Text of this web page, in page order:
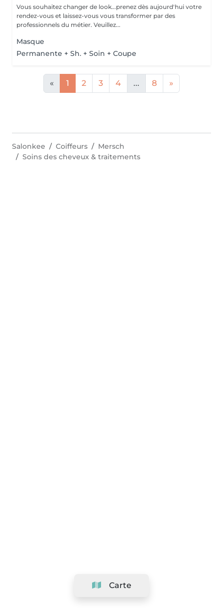
Vous souhaitez changer de look...prenez dès aujourd'hui votre
rendez-vous et laissez-vous vous transformer par des
professionnels du métier. Veuillez...
Masque
Permanente + Sh. + Soin + Coupe
« 1 2 3 4 ... 8 »
Carte
Salonkee Coiffeurs
Mersch
Soins des cheveux & traitements